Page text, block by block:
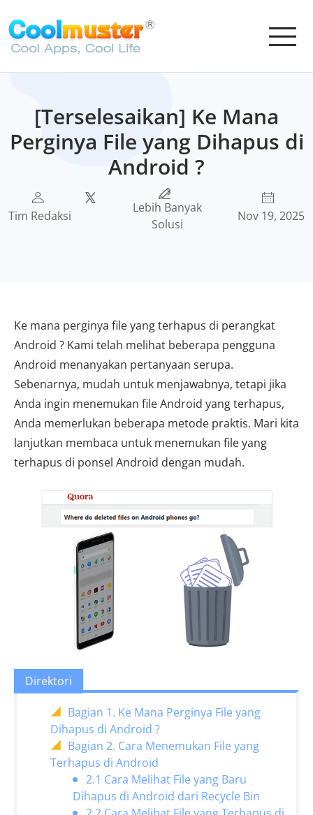
[Terselesaikan] Ke Mana
Perginya File yang Dihapus di
Android ?
Tim Redaksi
Lebih Banyak
Solusi
Nov 19, 2025
Ke mana perginya file yang terhapus di perangkat
Android ? Kami telah melihat beberapa pengguna
Android menanyakan pertanyaan serupa.
Sebenarnya, mudah untuk menjawabnya, tetapi jika
Anda ingin menemukan file Android yang terhapus,
Anda memerlukan beberapa metode praktis. Mari kita
lanjutkan membaca untuk menemukan file yang
terhapus di ponsel Android dengan mudah.
Direktori
Bagian 1. Ke Mana Perginya File yang
Dihapus di Android ?
Bagian 2. Cara Menemukan File yang
Terhapus di Android
2.1 Cara Melihat File yang Baru
Dihapus di Android dari Recycle Bin